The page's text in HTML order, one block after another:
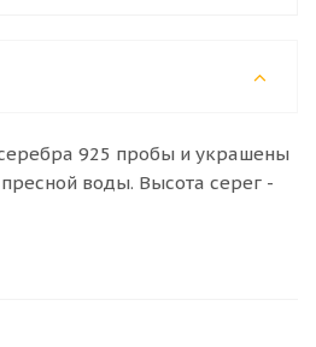
925 пробы и украшены
воды. Высота серег -